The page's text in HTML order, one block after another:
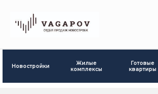
Новостройки
Жилые
комплексы
Готовые
квартиры